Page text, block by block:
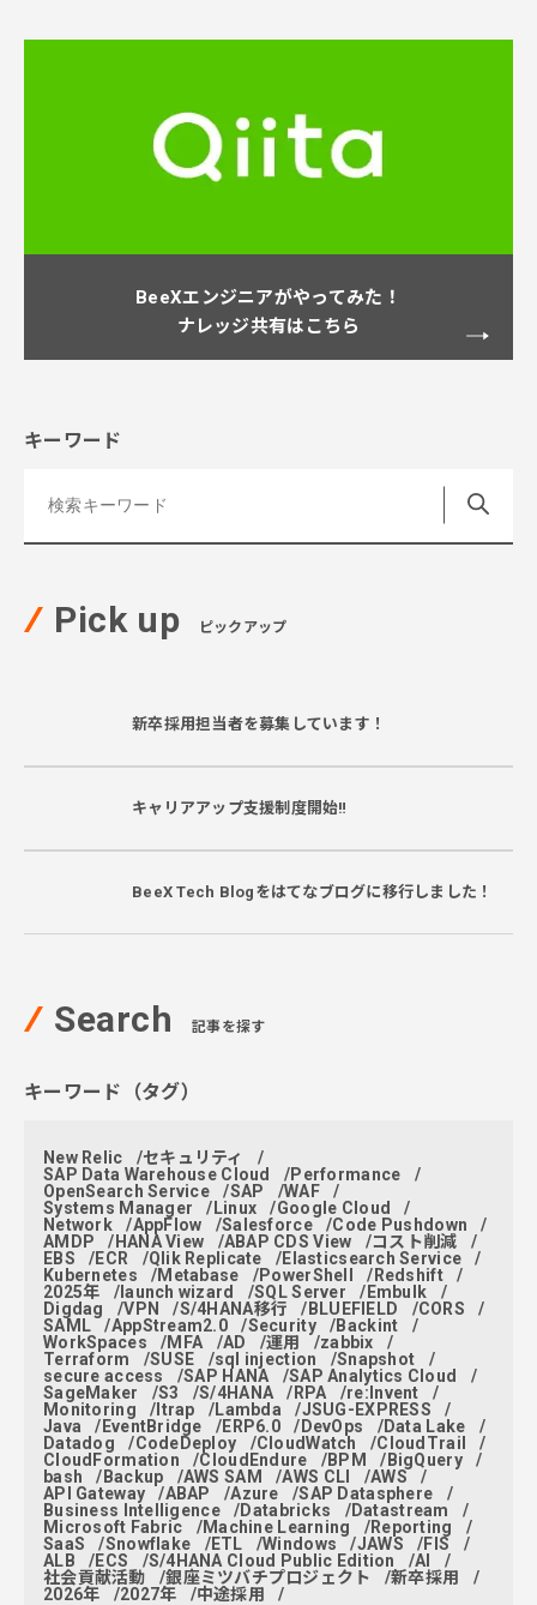
BeeXエンジニアがやってみた！
ナレッジ共有はこちら
キーワード
Pick up ピックアップ
新卒採用担当者を募集しています！
キャリアアップ支援制度開始‼
BeeX Tech Blogをはてなブログに移行しました！
Search 記事を探す
キーワード（タグ）
New Relic
セキュリティ
SAP Data Warehouse Cloud
Performance
OpenSearch Service
SAP
WAF
Systems Manager
Linux
Google Cloud
Network
AppFlow Salesforce
Code Pushdown
AMDP
HANA View ABAP CDS View
コスト削減
EBS
ECR Qlik Replicate
Elasticsearch Service
Kubernetes
Metabase PowerShell
Redshift
2025年
launch wizard SQL Server
Embulk
Digdag
VPN S/4HANA移行 BLUEFIELD
CORS
SAML
AppStream2.0 Security
Backint
WorkSpaces
MFA AD 運用
zabbix
Terraform
SUSE sql injection
Snapshot
secure access
SAP HANA
SAP Analytics Cloud
SageMaker
S3 S/4HANA RPA
re:Invent
Monitoring
ltrap Lambda
JSUG-EXPRESS
Java
EventBridge ERP6.0 DevOps
Data Lake
Datadog
CodeDeploy CloudWatch
CloudTrail
CloudFormation
CloudEndure BPM
BigQuery
bash
Backup AWS SAM AWS CLI
AWS
API Gateway
ABAP Azure
SAP Datasphere
Business Intelligence
Databricks
Datastream
Microsoft Fabric
Machine Learning
Reporting
SaaS
Snowflake ETL Windows JAWS
FIS
ALB
ECS S/4HANA Cloud Public Edition
AI
社会貢献活動
銀座ミツバチプロジェクト
新卒採用
2026年
2027年 中途採用